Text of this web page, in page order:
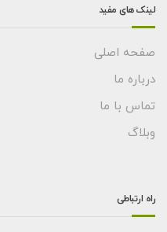
لینک های مفید
صفحه اصلی
درباره ما
تماس با ما
وبلاگ
راه ارتباطی